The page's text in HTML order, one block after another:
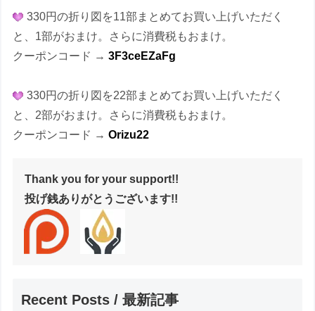
330円の折り図を11部まとめてお買い上げいただく
と、1部がおまけ。さらに消費税もおまけ。
クーポンコード →3F3ceEZaFg
330円の折り図を22部まとめてお買い上げいただく
と、2部がおまけ。さらに消費税もおまけ。
クーポンコード →Orizu22
Thank you for your support!!
投げ銭ありがとうございます!!
Recent Posts / 最新記事